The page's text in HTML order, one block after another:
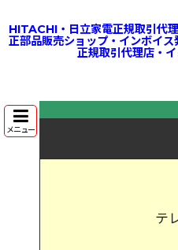
HITACHI・日立家電正規取引代
正部品販売ショップ・インボイ
正規取引代理店・
メニュー
テ